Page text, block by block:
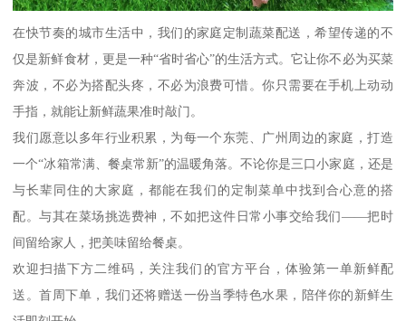
在快节奏的城市生活中，我们的家庭定制蔬菜配送，希望传递的不
仅是新鲜食材，更是一种“省时省心”的生活方式。它让你不必为买菜
奔波，不必为搭配头疼，不必为浪费可惜。你只需要在手机上动动
手指，就能让新鲜蔬果准时敲门。
我们愿意以多年行业积累，为每一个东莞、广州周边的家庭，打造
一个“冰箱常满、餐桌常新”的温暖角落。不论你是三口小家庭，还是
与长辈同住的大家庭，都能在我们的定制菜单中找到合心意的搭
配。与其在菜场挑选费神，不如把这件日常小事交给我们——把时
间留给家人，把美味留给餐桌。
欢迎扫描下方二维码，关注我们的官方平台，体验第一单新鲜配
送。首周下单，我们还将赠送一份当季特色水果，陪伴你的新鲜生